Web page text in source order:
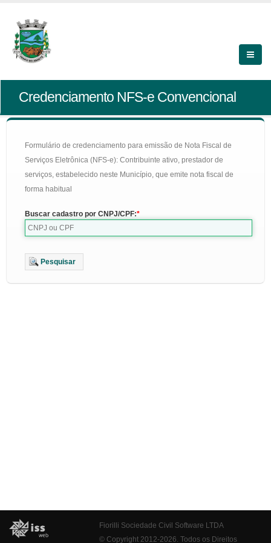
Credenciamento NFS-e Convencional
Formulário de credenciamento para emissão de Nota Fiscal de
Serviços Eletrônica (NFS-e): Contribuinte ativo, prestador de
serviços, estabelecido neste Município, que emite nota fiscal de
forma habitual
Buscar cadastro por CNPJ/CPF:
Pesquisar
Fiorilli Sociedade Civil Software LTDA
© Copyright 2012-2026. Todos os Direitos